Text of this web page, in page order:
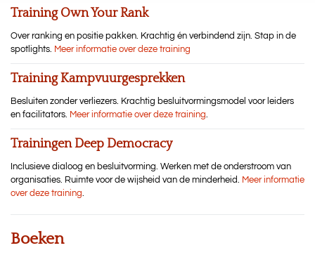
Training Own Your Rank
Over ranking en positie pakken. Krachtig én verbindend zijn. Stap in de
spotlights. Meer informatie over deze training
Training Kampvuurgesprekken
Besluiten zonder verliezers. Krachtig besluitvormingsmodel voor leiders
en facilitators. Meer informatie over deze training.
Trainingen Deep Democracy
Inclusieve dialoog en besluitvorming. Werken met de onderstroom van
organisaties. Ruimte voor de wijsheid van de minderheid. Meer informatie
over deze training.
Boeken